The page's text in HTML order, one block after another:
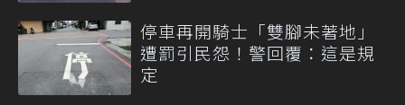
停車再開騎士「雙腳未著地」
遭罰引民怨！警回覆：這是規
定